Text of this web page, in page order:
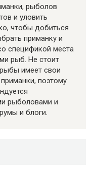
рыболов
и уловить
чтобы добиться
приманку и
спецификой места
рыб. Не стоит
имеет свои
поэтому
рыболовами и
и блоги.